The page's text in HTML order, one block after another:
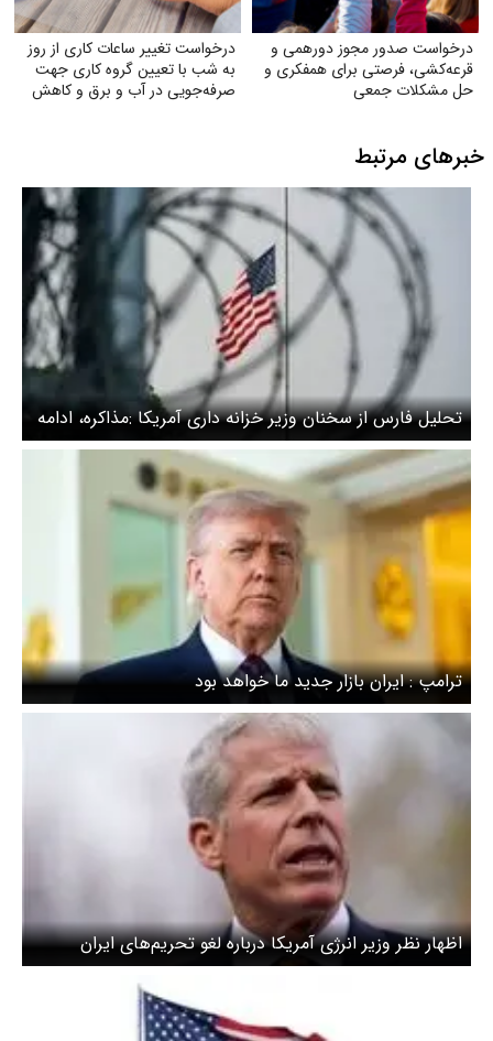
درخواست صدور مجوز دورهمی و
قرعه‌کشی، فرصتی برای همفکری و
حل مشکلات جمعی
درخواست تغییر ساعات کاری از روز
به شب با تعیین گروه کاری جهت
صرفه‌جویی در آب و برق و کاهش
خبرهای مرتبط
تحلیل فارس از سخنان وزیر خزانه داری آمریکا :مذاکره، ادامه
همان جنگ اقتصادی با طعم هویج است
ترامپ : ایران بازار جدید ما خواهد بود
اظهار نظر وزیر انرژی آمریکا درباره لغو تحریم‌های ایران